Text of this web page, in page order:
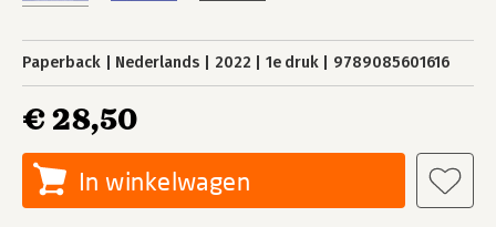
Paperback Nederlands 2022 1e druk 9789085601616
€ 28,50
In winkelwagen